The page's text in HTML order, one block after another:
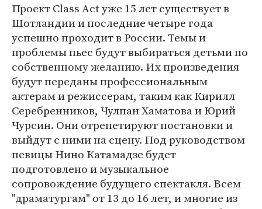
Проект Class Act уже 15 лет существует в
Шотландии и последние четыре года
успешно проходит в России. Темы и
проблемы пьес будут выбираться детьми по
собственному желанию. Их произведения
будут переданы профессиональным
актерам и режиссерам, таким как Кирилл
Серебренников, Чулпан Хаматова и Юрий
Чурсин. Они отрепетируют постановки и
выйдут с ними на сцену. Под руководством
певицы Нино Катамадзе будет
подготовлено и музыкальное
сопровождение будущего спектакля. Всем
"драматургам" от 13 до 16 лет, и многие из